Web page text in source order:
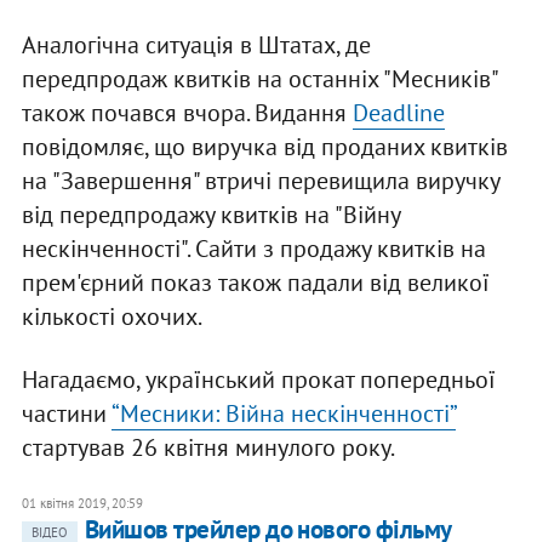
Аналогічна ситуація в Штатах, де
передпродаж квитків на останніх "Месників"
також почався вчора. Видання Deadline
повідомляє, що виручка від проданих квитків
на "Завершення" втричі перевищила виручку
від передпродажу квитків на "Війну
нескінченності". Сайти з продажу квитків на
прем'єрний показ також падали від великої
кількості охочих.
Нагадаємо, український прокат попередньої
частини“Месники: Війна нескінченності”
стартував 26 квітня минулого року.
01 квітня 2019, 20:59
ВІДЕО
Вийшов трейлер до нового фільму